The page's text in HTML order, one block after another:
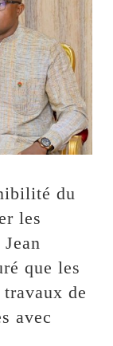
du
les
que les
de
avec